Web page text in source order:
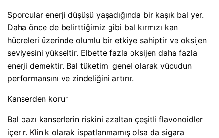
Sporcular enerji düşüşü yaşadığında bir kaşık bal yer.
Daha önce de belirttiğimiz gibi bal kırmızı kan
hücreleri üzerinde olumlu bir etkiye sahiptir ve oksijen
seviyesini yükseltir. Elbette fazla oksijen daha fazla
enerji demektir. Bal tüketimi genel olarak vücudun
performansını ve zindeliğini artırır.
Kanserden korur
Bal bazı kanserlerin riskini azaltan çeşitli flavonoidler
içerir. Klinik olarak ispatlanmamış olsa da sigara